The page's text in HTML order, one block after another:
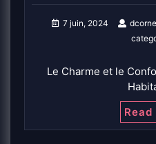
7 juin, 2024
Le Charme et le